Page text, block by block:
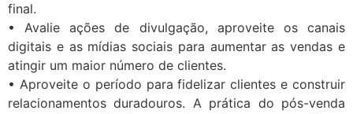
final.
• Avalie ações de divulgação, aproveite os canais
digitais e as mídias sociais para aumentar as vendas e
atingir um maior número de clientes.
• Aproveite o período para fidelizar clientes e construir
relacionamentos duradouros. A prática do pós-venda